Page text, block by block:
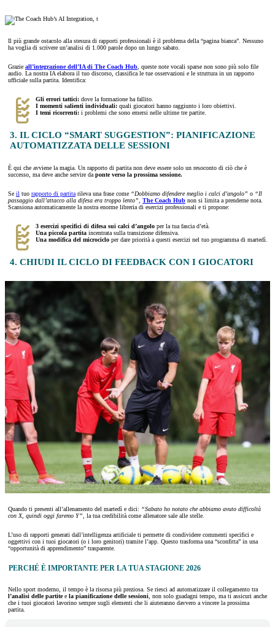
Il più grande ostacolo alla stesura di rapporti professionali è il problema della “pagina bianca”. Nessuno
ha voglia di scrivere un’analisi di 1.000 parole dopo un lungo sabato.
Grazie all’integrazione dell’IA di The Coach Hub, queste note vocali sparse non sono più solo file
audio. La nostra IA elabora il tuo discorso, classifica le tue osservazioni e le struttura in un rapporto
ufficiale sulla partita. Identifica:
Gli errori tattici: dove la formazione ha fallito.
I momenti salienti individuali: quali giocatori hanno raggiunto i loro obiettivi.
I temi ricorrenti: i problemi che sono emersi nelle ultime tre partite.
3. IL CICLO “SMART SUGGESTION”: PIANIFICAZIONE
AUTOMATIZZATA DELLE SESSIONI
È qui che avviene la magia. Un rapporto di partita non deve essere solo un resoconto di ciò che è
successo, ma deve anche servire da ponte verso la prossima sessione.
Se il tuo rapporto di partita rileva una frase come “Dobbiamo difendere meglio i calci d’angolo” o “Il
passaggio dall’attacco alla difesa era troppo lento”,
The Coach Hub non si limita a prenderne nota.
Scansiona automaticamente la nostra enorme libreria di esercizi professionali e ti propone:
3 esercizi specifici di difesa sui calci d’angolo per la tua fascia d’età.
Una piccola partita incentrata sulla transizione difensiva.
Una modifica del microciclo per dare priorità a questi esercizi nel tuo programma di martedì.
4. CHIUDI IL CICLO DI FEEDBACK CON I GIOCATORI
Quando ti presenti all’allenamento del martedì e dici: “Sabato ho notato che abbiamo avuto difficoltà
con X, quindi oggi faremo Y”,
la tua credibilità come allenatore sale alle stelle.
L’uso di rapporti generati dall’intelligenza artificiale ti permette di condividere commenti specifici e
oggettivi con i tuoi giocatori (o i loro genitori) tramite l’app. Questo trasforma una “sconfitta” in una
“opportunità di apprendimento” trasparente.
PERCHÉ È IMPORTANTE PER LA TUA STAGIONE 2026
Nello sport moderno, il tempo è la risorsa più preziosa. Se riesci ad automatizzare il collegamento tra
l’analisi delle partitee la pianificazione delle sessioni , non solo guadagni tempo, ma ti assicuri anche
che i tuoi giocatori lavorino sempre sugli elementi che li aiuteranno davvero a vincere la prossima
partita.